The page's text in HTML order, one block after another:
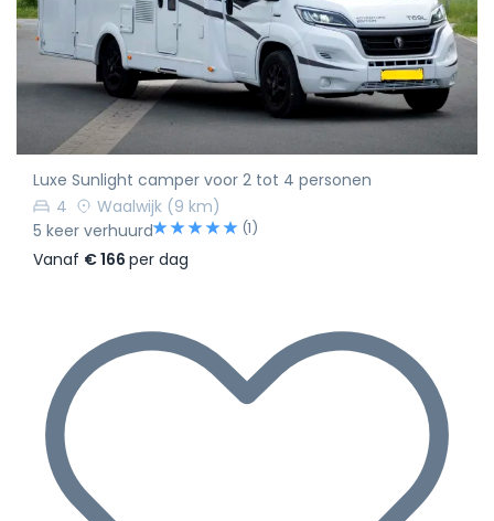
Luxe Sunlight camper voor 2 tot 4 personen
4
Waalwijk (9 km)
5 keer verhuurd
(1)
Vanaf € 166 per dag